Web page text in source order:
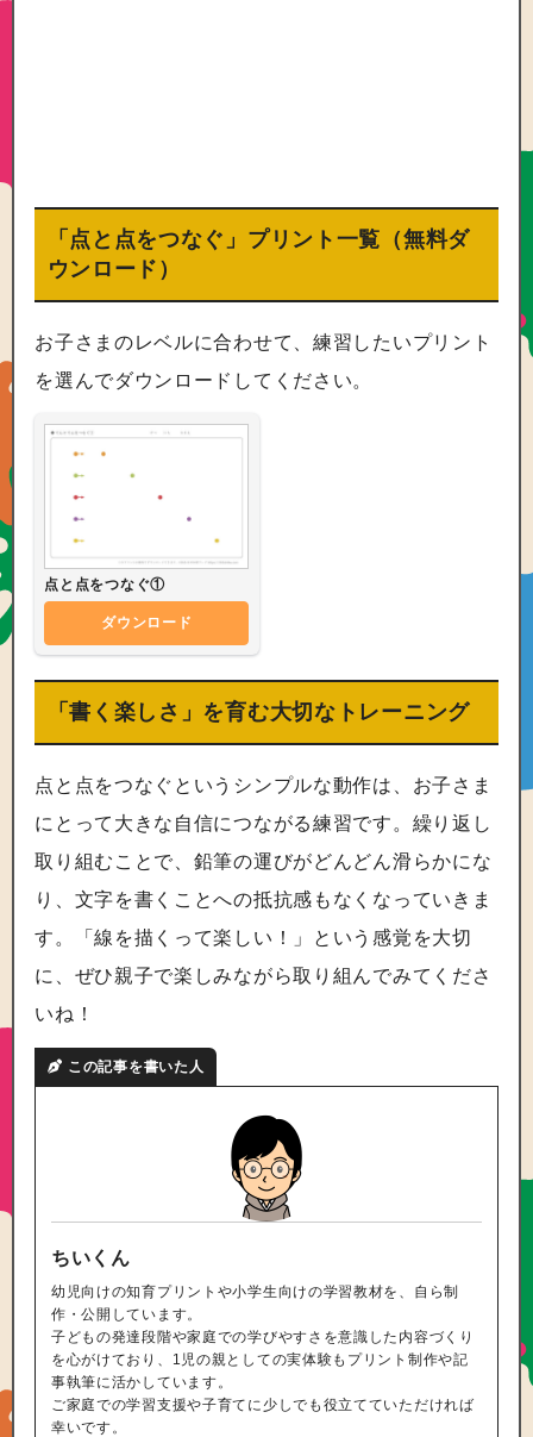
「点と点をつなぐ」プリント一覧（無料ダ
ウンロード）
お子さまのレベルに合わせて、練習したいプリント
を選んでダウンロードしてください。
点と点をつなぐ①
ダウンロード
「書く楽しさ」を育む大切なトレーニング
点と点をつなぐというシンプルな動作は、お子さま
にとって大きな自信につながる練習です。繰り返し
取り組むことで、鉛筆の運びがどんどん滑らかにな
り、文字を書くことへの抵抗感もなくなっていきま
す。「線を描くって楽しい！」という感覚を大切
に、ぜひ親子で楽しみながら取り組んでみてくださ
いね！
この記事を書いた人
ちいくん
幼児向けの知育プリントや小学生向けの学習教材を、自ら制
作・公開しています。
子どもの発達段階や家庭での学びやすさを意識した内容づくり
を心がけており、1児の親としての実体験もプリント制作や記
事執筆に活かしています。
ご家庭での学習支援や子育てに少しでも役立てていただければ
幸いです。